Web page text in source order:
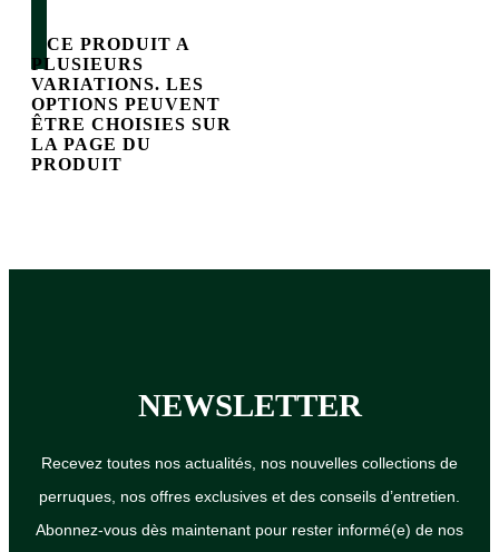
Instagram
CE PRODUIT A
PLUSIEURS
VARIATIONS. LES
OPTIONS PEUVENT
ÊTRE CHOISIES SUR
LA PAGE DU
PRODUIT
NEWSLETTER
Recevez toutes nos actualités, nos nouvelles collections de
perruques, nos offres exclusives et des conseils d’entretien.
Abonnez-vous dès maintenant pour rester informé(e) de nos